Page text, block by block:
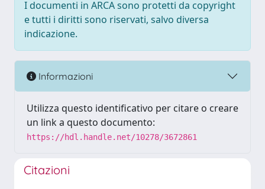
I documenti in ARCA sono protetti da copyright
e tutti i diritti sono riservati, salvo diversa
indicazione.
Informazioni
Utilizza questo identificativo per citare o creare
un link a questo documento:
https://hdl.handle.net/10278/3672861
Citazioni